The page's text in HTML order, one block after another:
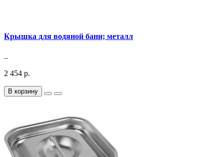
Крышка для водяной бани; металл
..
2 454 р.
В корзину